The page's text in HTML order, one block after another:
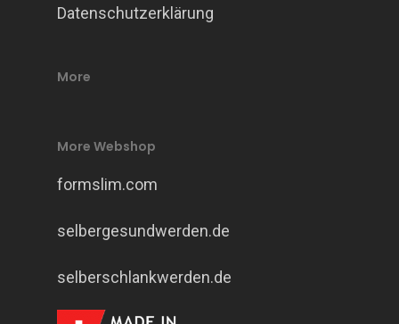
Datenschutzerklärung
More
More Webshop
formslim.com
selbergesundwerden.de
selberschlankwerden.de